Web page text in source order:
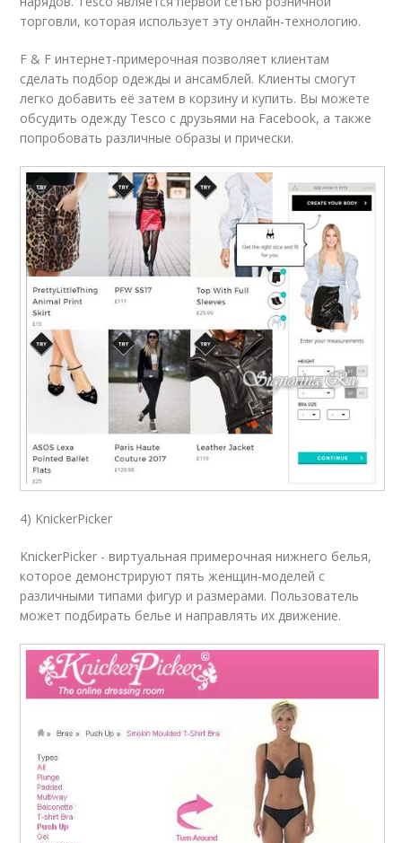
торговли, которая использует эту онлайн-технологию.
F & F интернет-примерочная позволяет клиентам
сделать подбор одежды и ансамблей. Клиенты смогут
легко добавить её затем в корзину и купить. Вы можете
обсудить одежду Tesco с друзьями на Facebook, а также
попробовать различные образы и прически.
4) KnickerPicker
KnickerPicker - виртуальная примерочная нижнего белья,
которое демонстрируют пять женщин-моделей с
различными типами фигур и размерами. Пользователь
может подбирать белье и направлять их движение.